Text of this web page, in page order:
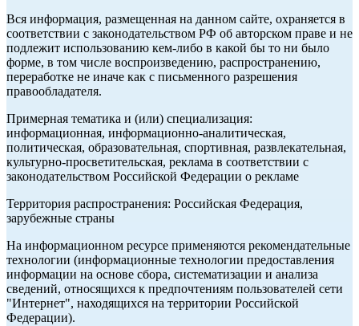
Вся информация, размещенная на данном сайте, охраняется в
соответствии с законодательством РФ об авторском праве и не
подлежит использованию кем-либо в какой бы то ни было
форме, в том числе воспроизведению, распространению,
переработке не иначе как с письменного разрешения
правообладателя.
Примерная тематика и (или) специализация:
информационная, информационно-аналитическая,
политическая, образовательная, спортивная, развлекательная,
культурно-просветительская, реклама в соответствии с
законодательством Российской Федерации о рекламе
Территория распространения: Российская Федерация,
зарубежные страны
На информационном ресурсе применяются рекомендательные
технологии (информационные технологии предоставления
информации на основе сбора, систематизации и анализа
сведений, относящихся к предпочтениям пользователей сети
"Интернет", находящихся на территории Российской
Федерации).